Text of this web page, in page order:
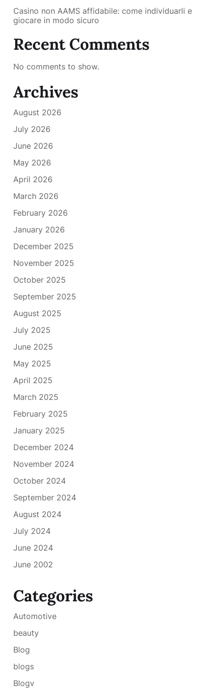
Casino non AAMS affidabile: come individuarli e
giocare in modo sicuro
Recent Comments
No comments to show.
Archives
August 2026
July 2026
June 2026
May 2026
April 2026
March 2026
February 2026
January 2026
December 2025
November 2025
October 2025
September 2025
August 2025
July 2025
June 2025
May 2025
April 2025
March 2025
February 2025
January 2025
December 2024
November 2024
October 2024
September 2024
August 2024
July 2024
June 2024
June 2002
Categories
Automotive
beauty
Blog
blogs
Blogv